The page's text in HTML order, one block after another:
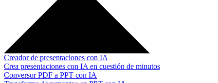
Creador de presentaciones con IA
Crea presentaciones con IA en cuestión de minutos
Conversor PDF a PPT con IA